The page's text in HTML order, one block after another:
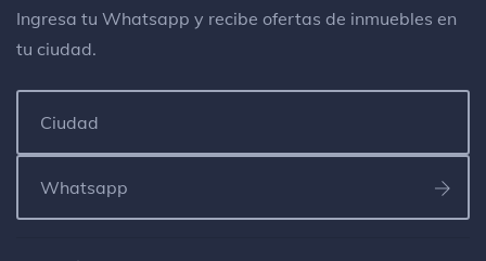
Ingresa tu Whatsapp y recibe ofertas de inmuebles en
tu ciudad.